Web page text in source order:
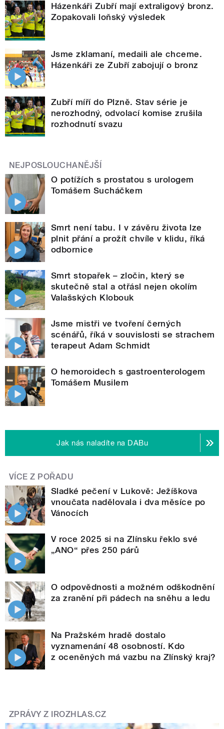
Házenkáři Zubří mají extraligový bronz.
Zopakovali loňský výsledek
Jsme zklamaní, medaili ale chceme.
Házenkáři ze Zubří zabojují o bronz
Zubří míří do Plzně. Stav série je
nerozhodný, odvolací komise zrušila
rozhodnutí svazu
NEJPOSLOUCHANĚJŠÍ
O potížích s prostatou s urologem
Tomášem Sucháčkem
Smrt není tabu. I v závěru života lze
plnit přání a prožít chvíle v klidu, říká
odbornice
Smrt stopařek – zločin, který se
skutečně stal a otřásl nejen okolím
Valašských Klobouk
Jsme mistři ve tvoření černých
scénářů, říká v souvislosti se strachem
terapeut Adam Schmidt
O hemoroidech s gastroenterologem
Tomášem Musilem
Jak nás naladíte na DABu
VÍCE Z POŘADU
Sladké pečení v Lukově: Ježíškova
vnoučata nadělovala i dva měsíce po
Vánocích
V roce 2025 si na Zlínsku řeklo své
„ANO“ přes 250 párů
O odpovědnosti a možném odškodnění
za zranění při pádech na sněhu a ledu
Na Pražském hradě dostalo
vyznamenání 48 osobností. Kdo
z oceněných má vazbu na Zlínský kraj?
ZPRÁVY Z IROZHLAS.CZ